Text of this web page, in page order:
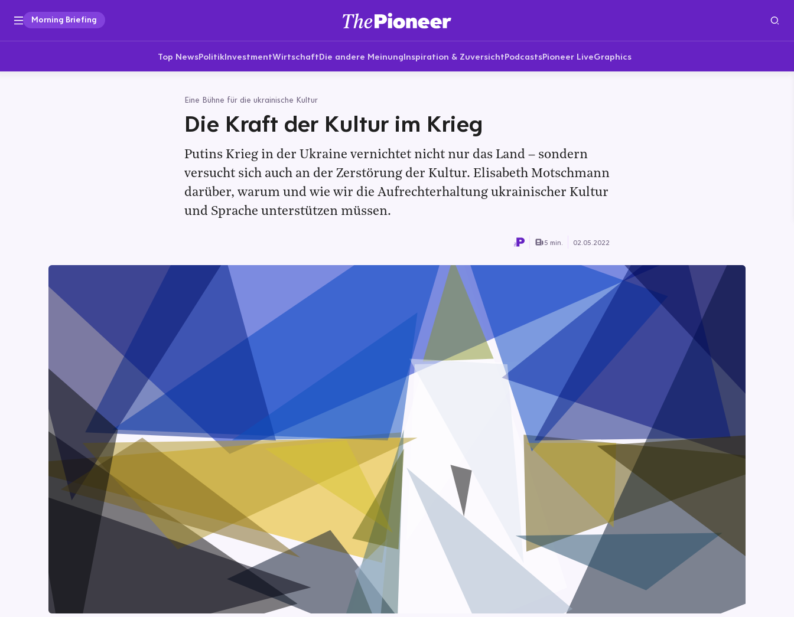
Morning Briefing
Top NewsPolitikInvestmentWirtschaftDie andere MeinungInspiration & ZuversichtPodcastsPioneer LiveGraphics
Eine Bühne für die ukrainische Kultur
Die Kraft der Kultur im Krieg
Putins Krieg in der Ukraine vernichtet nicht nur das Land – sondern
versucht sich auch an der Zerstörung der Kultur. Elisabeth Motschmann
darüber, warum und wie wir die Aufrechterhaltung ukrainischer Kultur
und Sprache unterstützen müssen.
5 min. 02.05.2022